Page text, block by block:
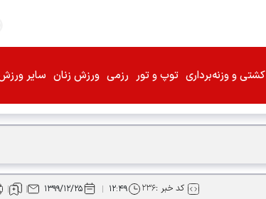
کشتی و وزنه‌برداری توپ و تور رزمی ورزش زنان سایر
کد خبر :۲۳۶ ۱۲:۴۹ ۱۳۹۹/۱۲/۲۵